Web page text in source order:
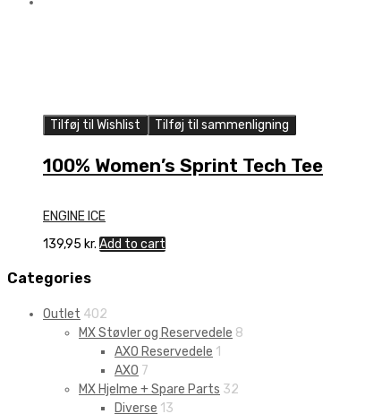
Tilføj til Wishlist Tilføj til sammenligning
100% Women’s Sprint Tech Tee
ENGINE ICE
139,95 kr. Add to cart
Categories
Outlet 402
MX Støvler og Reservedele 8
AXO Reservedele 1
AXO 7
MX Hjelme + Spare Parts 32
Diverse 13